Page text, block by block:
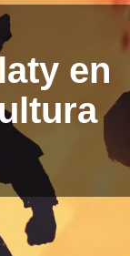
en